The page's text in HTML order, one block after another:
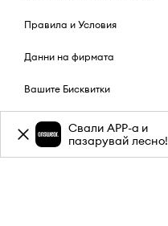
Правила и Условия
Данни на фирмата
Вашите Бисквитки
Карта на сайтаСвали APP-a и
пазарувай лесно!